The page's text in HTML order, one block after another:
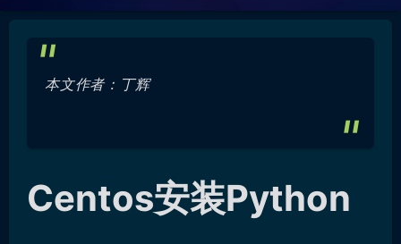
本文作者：丁辉
Centos安装Python